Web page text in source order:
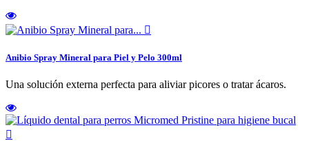

Anibio Spray Mineral para Piel y Pelo 300ml
Una solución externa perfecta para aliviar picores o tratar ácaros.
